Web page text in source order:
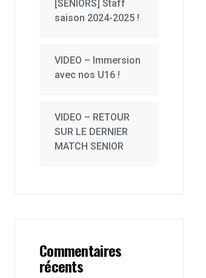
[SENIORS] Staff
saison 2024-2025 !
VIDEO – Immersion
avec nos U16 !
VIDEO – RETOUR
SUR LE DERNIER
MATCH SENIOR
Commentaires
récents